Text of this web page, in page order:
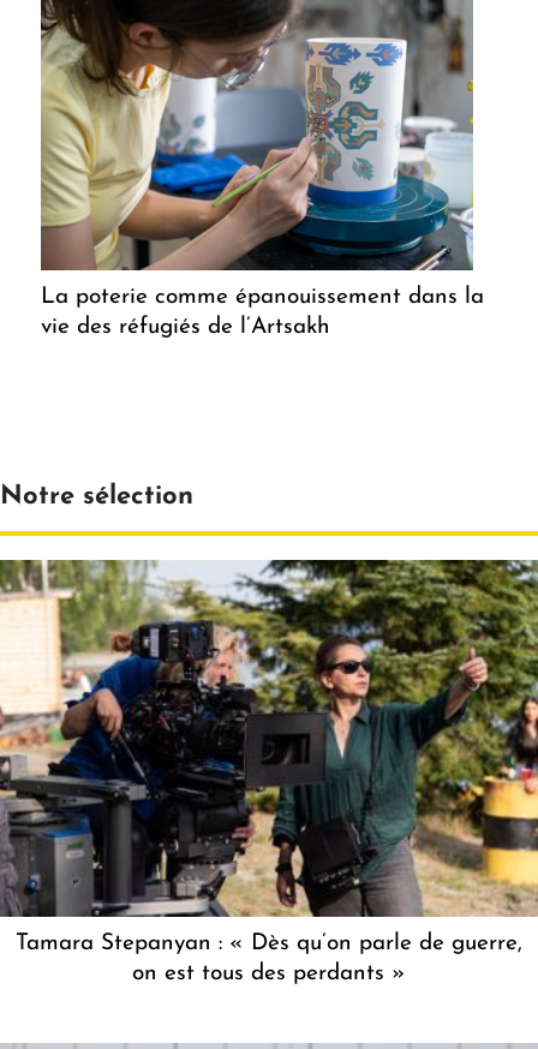
La poterie comme épanouissement dans la
vie des réfugiés de l’Artsakh
Notre sélection
Tamara Stepanyan : « Dès qu’on parle de guerre,
on est tous des perdants »